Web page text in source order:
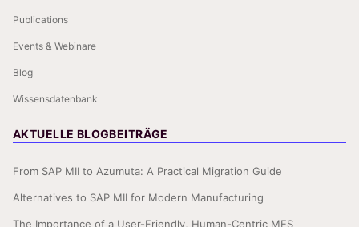
Publications
Events & Webinare
Blog
Wissensdatenbank
AKTUELLE BLOGBEITRÄGE
From SAP MII to Azumuta: A Practical Migration Guide
Alternatives to SAP MII for Modern Manufacturing
The Importance of a User-Friendly, Human-Centric MES